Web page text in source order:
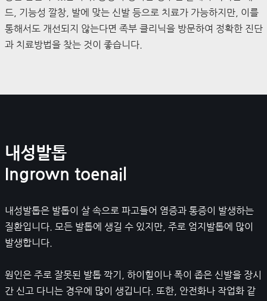
드, 기능성 깔창, 발에 맞는 신발 등으로 치료가 가능하지만, 이를
통해서도 개선되지 않는다면 족부 클리닉을 방문하여 정확한 진단
과 치료방법을 찾는 것이 좋습니다.
내성발톱
Ingrown toenail
내성발톱은 발톱이 살 속으로 파고들어 염증과 통증이 발생하는
질환입니다. 모든 발톱에 생길 수 있지만, 주로 엄지발톱에 많이
발생합니다.
원인은 주로 잘못된 발톱 깍기, 하이힐이나 폭이 좁은 신발을 장시
간 신고 다니는 경우에 많이 생깁니다. 또한, 안전화나 작업화 같